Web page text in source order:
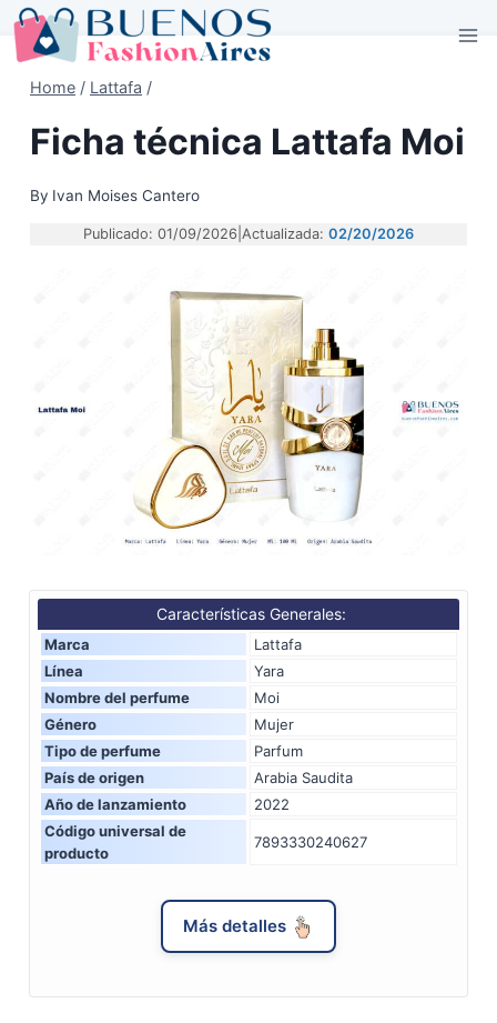
Skip
to
Home / Lattafa /
Ficha técnica Lattafa Moi
By Ivan Moises Cantero
Publicado: 01/09/2026 Actualizada: 02/20/2026
Características Generales:
Marca
Lattafa
Línea
Yara
Nombre del perfume
Moi
Género
Mujer
Tipo de perfume
Parfum
País de origen
Arabia Saudita
Año de lanzamiento
2022
Código universal de
producto
7893330240627
Más detalles